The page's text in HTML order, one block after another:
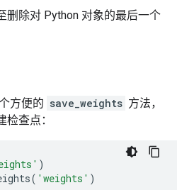
删除对 Python 对象的最后一个
方便的 save_weights 方法，
查点：
)
( 'weights' )